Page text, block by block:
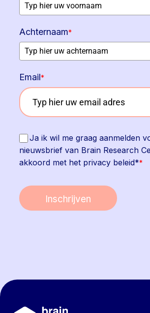
Achternaam*
Email*
Ja ik wil me graag aanmelden
nieuwsbrief van Brain Research
akkoord met het privacy beleid**
Inschrijven